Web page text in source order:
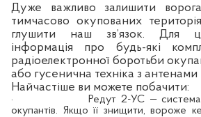
Дуже важливо залишити
тимчасово окупованих
глушити наш зв’язок. Для
інформація про будь-які
радіоелектронної боротьби
або гусенична техніка з
Найчастіше ви можете побачити:
·
Редут 2-УС — система
окупантів. Якщо її знищити, вороже